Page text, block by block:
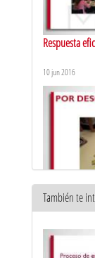
Respuesta
10 jun 2016
activas de
10 jun 2016
También te